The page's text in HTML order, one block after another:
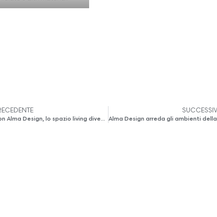
Con Alma Design, lo spazio living diventa Coral